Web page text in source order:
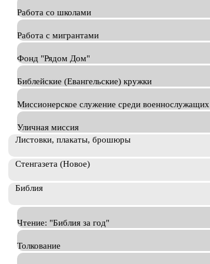
Работа со школами
Работа с мигрантами
Фонд "Рядом Дом"
Библейские (Евангельские) кружки
Миссионерское служение среди военнослужащих
Уличная миссия
Листовки, плакаты, брошюры
Стенгазета (Новое)
Библия
Чтение: "Библия за год"
Толкование